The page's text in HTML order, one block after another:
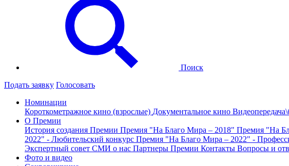
Поиск
Подать заявку Голосовать
Номинации
Короткометражное кино (взрослые) Документальное кино
О Премии
История создания Премии Премия "На Благо Мира – 2018" Премия "На
2022" - Любительский конкурс Премия "На Благо Мира – 2022" -
Экспертный совет СМИ о нас Партнеры Премии Контакты Вопросы и
Фото и видео